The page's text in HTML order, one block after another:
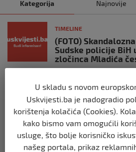
Kategorija Najnovije
TIMELINE
(FOTO)
Sudske policije BiH
zločinca Mladića
TIMELINE
(VIDEO) Užas u
poginulo u
generala
prije 3 godine
U skladu s novom
Uskvijesti.ba je nadogradio
korištenja kolačića (Cookies).
kako bismo vam omogućili
usluge, što bolje korisničko
našeg portala, prikaz